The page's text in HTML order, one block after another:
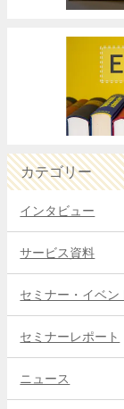
カテゴリー
インタビュー
サービス資料
セミナー・イベン
セミナーレポート
ニュース